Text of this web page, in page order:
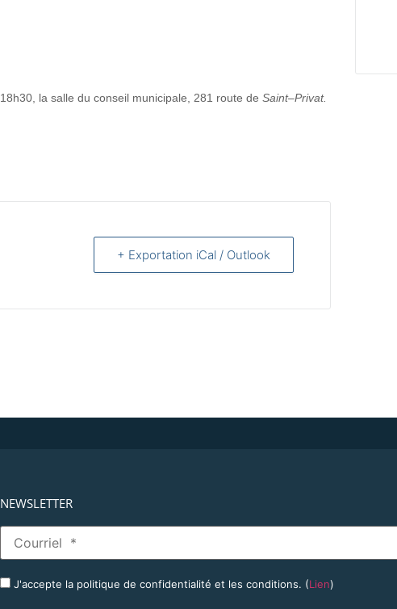
la salle du conseil municipale, 281 route de Saint–Privat.
+ Exportation iCal / Outlook
NEWSLETTER
J'accepte la politique de confidentialité et les conditions. (Lien)